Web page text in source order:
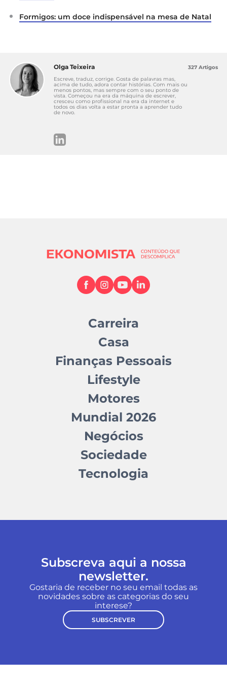
Formigos: um doce indispensável na mesa de Natal
Olga Teixeira
Escreve, traduz, corrige. Gosta de palavras mas,
acima de tudo, adora contar histórias. Com mais ou
menos pontos, mas sempre com o seu ponto de
vista. Começou na era da máquina de escrever,
cresceu como profissional na era da internet e
todos os dias volta a estar pronta a aprender tudo
de novo.
327 Artigos
Carreira
Casa
Finanças Pessoais
Lifestyle
Motores
Mundial 2026
Negócios
Sociedade
Tecnologia
Subscreva aqui a nossa
newsletter.
Gostaria de receber no seu email todas as
novidades sobre as categorias do seu
interese?
SUBSCREVER